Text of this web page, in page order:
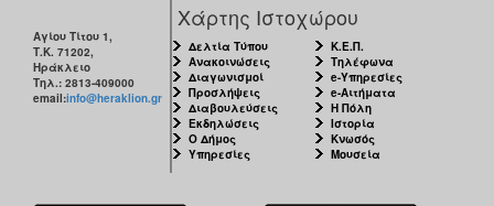
Αγίου Τίτου 1,
Τ.Κ. 71202,
Ηράκλειο
Τηλ.: 2813-409000
email:info@heraklion.gr
Χάρτης Ιστοχώρου
Δελτία Τύπου
Ανακοινώσεις
Διαγωνισμοί
Προσλήψεις
Διαβουλεύσεις
Εκδηλώσεις
Ο Δήμος
Υπηρεσίες
Κ.Ε.Π.
Τηλέφωνα
e-Υπηρεσίες
e-Αιτήματα
Η Πόλη
Ιστορία
Κνωσός
Μουσεία